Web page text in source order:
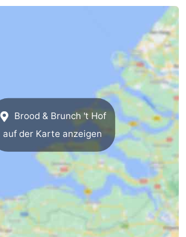
Brood & Brunch 't Hof
auf der Karte anzeigen